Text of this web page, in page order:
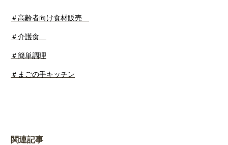
＃高齢者向け食材販売
＃介護食
＃簡単調理
＃まごの手キッチン
関連記事